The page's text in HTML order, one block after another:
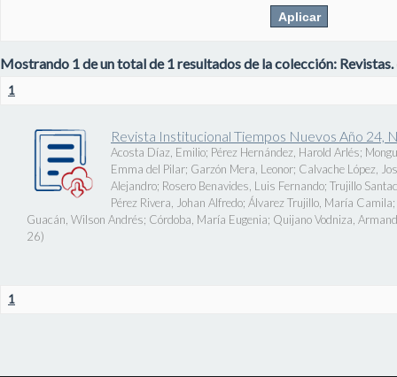
Mostrando 1 de un total de 1 resultados de la colección: Revistas.
1
Revista Institucional Tiempos Nuevos Año 24,
Acosta Díaz, Emilio; Pérez Hernández, Harold Arlés;
Emma del Pilar; Garzón Mera, Leonor; Calvache López,
Alejandro; Rosero Benavides, Luis Fernando; Trujillo
Pérez Rivera, Johan Alfredo; Álvarez Trujillo, María Camila;
Guacán, Wilson Andrés; Córdoba, María Eugenia; Quijano Vodniza,
26)
1